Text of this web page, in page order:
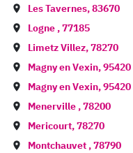
Les Tavernes,83670
Logne ,77185
Limetz Villez,78270
Magny en Vexin,95420
Magny en Vexin,95420
Menerville ,78200
Mericourt,78270
Montchauvet ,78790